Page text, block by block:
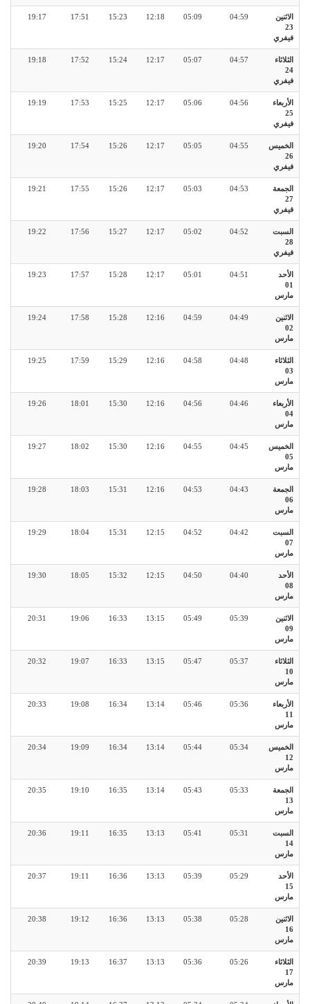
الاثنين
23
فيفري
04:59
05:09
12:18
15:23
17:51
19:17
الثلاثاء
24
فيفري
04:57
05:07
12:17
15:24
17:52
19:18
الأربعاء
25
فيفري
04:56
05:06
12:17
15:25
17:53
19:19
الخميس
26
فيفري
04:55
05:05
12:17
15:26
17:54
19:20
الجمعة
27
فيفري
04:53
05:03
12:17
15:26
17:55
19:21
السبت
28
فيفري
04:52
05:02
12:17
15:27
17:56
19:22
الأحد
01
مارس
04:51
05:01
12:17
15:28
17:57
19:23
الاثنين
02
مارس
04:49
04:59
12:16
15:28
17:58
19:24
الثلاثاء
03
مارس
04:48
04:58
12:16
15:29
17:59
19:25
الأربعاء
04
مارس
04:46
04:56
12:16
15:30
18:01
19:26
الخميس
05
مارس
04:45
04:55
12:16
15:30
18:02
19:27
الجمعة
06
مارس
04:43
04:53
12:16
15:31
18:03
19:28
السبت
07
مارس
04:42
04:52
12:15
15:31
18:04
19:29
الأحد
08
مارس
04:40
04:50
12:15
15:32
18:05
19:30
الاثنين
09
مارس
05:39
05:49
13:15
16:33
19:06
20:31
الثلاثاء
10
مارس
05:37
05:47
13:15
16:33
19:07
20:32
الأربعاء
11
مارس
05:36
05:46
13:14
16:34
19:08
20:33
الخميس
12
مارس
05:34
05:44
13:14
16:34
19:09
20:34
الجمعة
13
مارس
05:33
05:43
13:14
16:35
19:10
20:35
السبت
14
مارس
05:31
05:41
13:13
16:35
19:11
20:36
الأحد
15
مارس
05:29
05:39
13:13
16:36
19:11
20:37
الاثنين
16
مارس
05:28
05:38
13:13
16:36
19:12
20:38
الثلاثاء
17
مارس
05:26
05:36
13:13
16:37
19:13
20:39